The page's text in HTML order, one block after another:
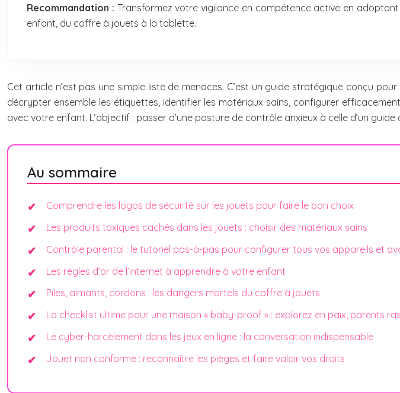
Recommandation : Transformez votre vigilance en compétence active en
enfant, du coffre à jouets à la tablette.
Cet article n’est pas une simple liste de menaces. C’est un guide stratégique conçu
décrypter ensemble les étiquettes, identifier les matériaux sains, configurer
avec votre enfant. L’objectif : passer d’une posture de contrôle anxieux à celle d’un
Au sommaire
Comprendre les logos de sécurité sur les jouets pour faire le bon choix
Les produits toxiques cachés dans les jouets : choisir des matériaux sains
Contrôle parental : le tutoriel pas-à-pas pour configurer tous vos appareils et
Les règles d’or de l’internet à apprendre à votre enfant
Piles, aimants, cordons : les dangers mortels du coffre à jouets
La checklist ultime pour une maison « baby-proof » : explorez en paix, parents
Le cyber-harcèlement dans les jeux en ligne : la conversation indispensable
Jouet non conforme : reconnaître les pièges et faire valoir vos droits